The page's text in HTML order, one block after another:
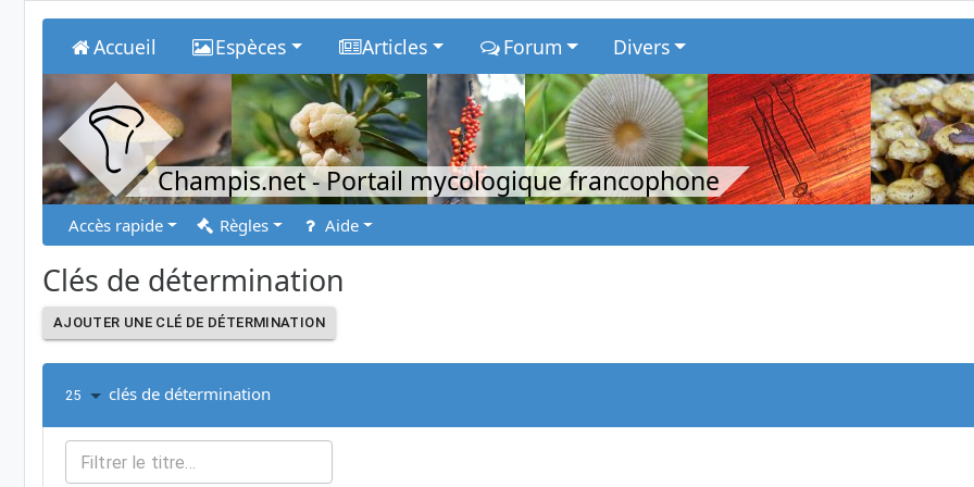
Accueil Espèces Articles Forum Divers
Champis.net- Portail mycologique francophone
Accès rapide Règles Aide
Clés de détermination
AJOUTER UNE CLÉ DE DÉTERMINATION
25 clés de détermination